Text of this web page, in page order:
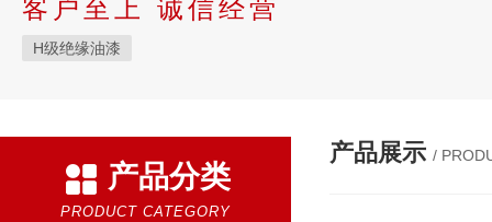
客户至上 诚信经营
H级绝缘油漆
产品分类
PRODUCT CATEGORY
产品展示 /